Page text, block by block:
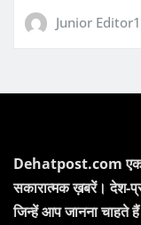
Junior Editor1
Dehatpost.com एक
सकारात्मक ख़बरें। देश-
जिन्हें आप जानना चाहते